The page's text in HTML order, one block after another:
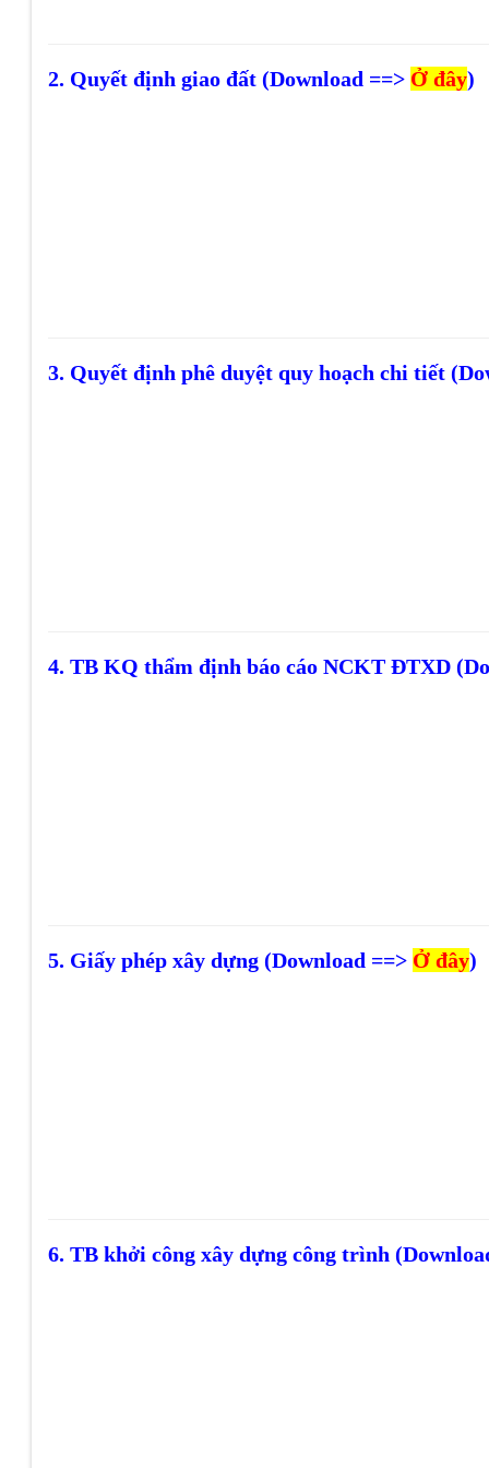
2. Quyết định giao đất (Download ==> Ở đây)
3. Quyết định phê duyệt quy hoạch chi tiết
4. TB KQ thẩm định báo cáo NCKT ĐTXD
5. Giấy phép xây dựng (Download ==> Ở đây)
6. TB khởi công xây dựng công trình